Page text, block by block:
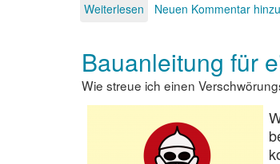
Weiterlesen über
Neuen Kommentar
Bauanleitung für
Wie streue ich einen